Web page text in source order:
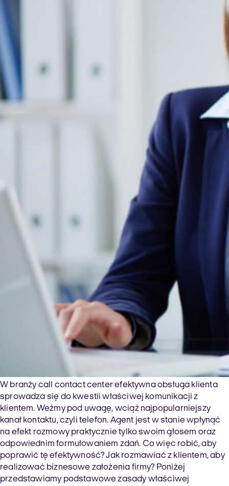
W branży call contact center efektywna obsługa klienta
sprowadza się do kwestii właściwej komunikacji z
klientem. Weźmy pod uwagę, wciąż najpopularniejszy
kanał kontaktu, czyli telefon. Agent jest w stanie wpłynąć
na efekt rozmowy praktycznie tylko swoim głosem oraz
odpowiednim formułowaniem zdań. Co więc robić, aby
poprawić tę efektywność? Jak rozmawiać z klientem, aby
realizować biznesowe założenia firmy? Poniżej
przedstawiamy podstawowe zasady właściwej